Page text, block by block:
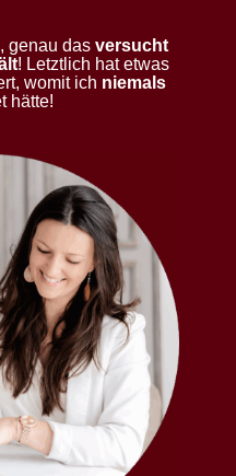
, genau das versucht
! Letztlich hat etwas
womit ich niemals
hätte!